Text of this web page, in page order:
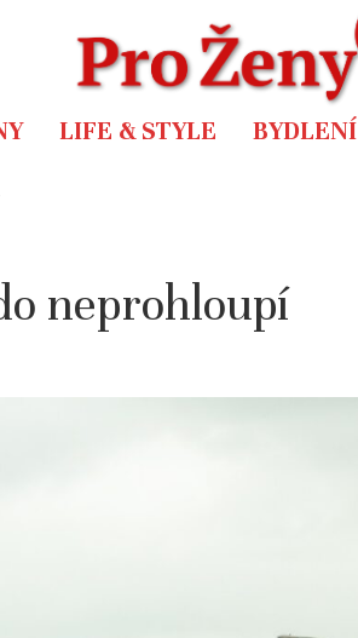
LIFE & STYLE BYDLENÍ
neprohloupí